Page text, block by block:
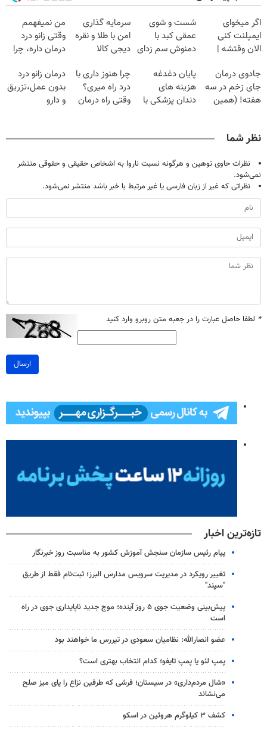
اگر میخوای
ایمپلنت کنی
الان وقتشه |
میلیون تومان!!!
شست و شوی
عمقی کبد با
دمنوش سم زدای
سرمایه گذاری
امن با طلا و نقره
دیجی کالا
من نمیفهمم
وقتی زانو درد
درمان داره، چرا
تحمل میکنی؟❗
جادوی درمان
جای زخم در سه
هفته! (همین
پایان دغدغه
هزینه های
دندان پزشکی با
چرا هنوز داری با
درد راه میری؟
وقتی راه درمان
درمان زانو درد
بدون عمل،تزریق
و دارو
نظر شما
نظرات حاوی توهین و هرگونه نسبت ناروا به اشخاص حقیقی و حقوقی منتشر
نمی‌شود.
نظراتی که غیر از زبان فارسی یا غیر مرتبط با خبر باشد منتشر نمی‌شود.
* لطفا حاصل عبارت را در جعبه متن روبرو وارد کنید
ارسال
تازه‌ترین اخبار
پیام رئیس سازمان سنجش آموزش کشور به مناسبت روز خبرنگار
تغییر رویکرد در مدیریت سرویس مدارس البرز؛ ثبت‌نام‌ فقط از طریق
"سپند"
پیش‌بینی وضعیت جوی ۵ روز آینده؛ موج جدید ناپایداری جوی در راه
است
عضو انصارالله: نظامیان سعودی در تیررس ما خواهند بود
پمپ لئو یا پمپ تایفو؛ کدام انتخاب بهتری است؟
«شال مردم‌داری» در سیستان؛ فرشی که طرفین نزاع را پای میز صلح
می‌نشاند
کشف ۳ کیلوگرم هروئین در اسکو